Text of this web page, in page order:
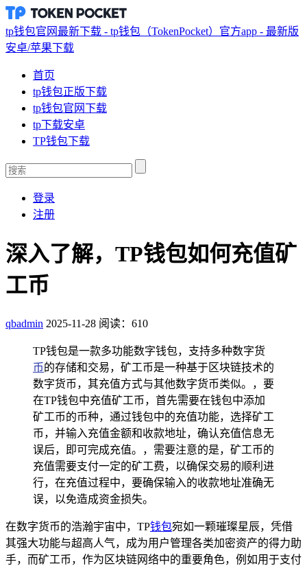
tp钱包官网最新下载 - tp钱包（TokenPocket）官方app - 最新版
安卓/苹果下载
首页
tp钱包正版下载
tp钱包官网下载
tp下载安卓
TP钱包下载
登录
注册
深入了解，TP钱包如何充值矿
工币
qbadmin 2025-11-28 阅读：610
TP钱包是一款多功能数字钱包，支持多种数字货
币的存储和交易，矿工币是一种基于区块链技术的
数字货币，其充值方式与其他数字货币类似。，要
在TP钱包中充值矿工币，首先需要在钱包中添加
矿工币的币种，通过钱包中的充值功能，选择矿工
币，并输入充值金额和收款地址，确认充值信息无
误后，即可完成充值。，需要注意的是，矿工币的
充值需要支付一定的矿工费，以确保交易的顺利进
行，在充值过程中，要确保输入的收款地址准确无
误，以免造成资金损失。
在数字货币的浩瀚宇宙中，TP钱包宛如一颗璀璨星辰，凭借
其强大功能与超高人气，成为用户管理各类加密资产的得力助
手，而矿工币，作为区块链网络中的重要角色，例如用于支付